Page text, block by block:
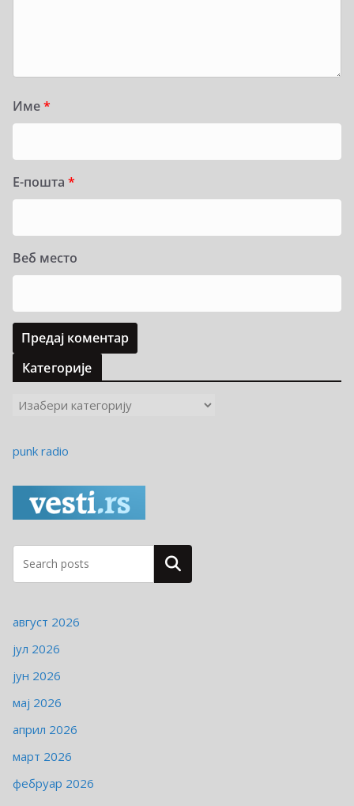
Име*
Е-пошта *
Веб место
Категорије
е
р
punk radio
Pretraga
август 2026
јул 2026
јун 2026
мај 2026
април 2026
март 2026
фебруар 2026